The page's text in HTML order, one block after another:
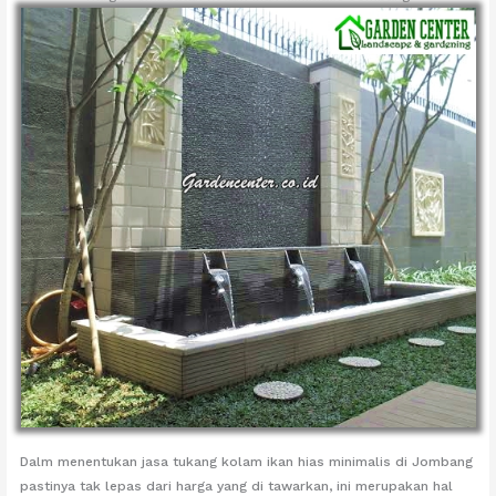
Dalm menentukan jasa tukang kolam ikan hias minimalis di Jombang
pastinya tak lepas dari harga yang di tawarkan, ini merupakan hal